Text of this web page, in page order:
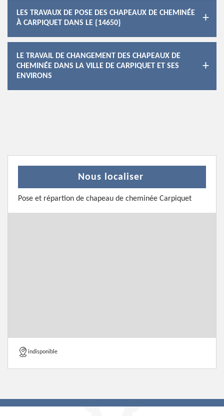
LES TRAVAUX DE POSE DES CHAPEAUX DE CHEMINÉE
À CARPIQUET DANS LE {14650}
LE TRAVAIL DE CHANGEMENT DES CHAPEAUX DE
CHEMINÉE DANS LA VILLE DE CARPIQUET ET SES
ENVIRONS
Nous localiser
Pose et répartion de chapeau de cheminée Carpiquet
indisponible